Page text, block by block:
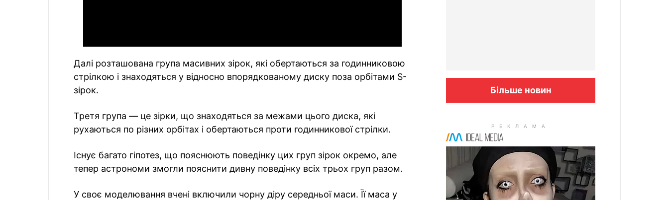
Далі розташована група масивних зірок, які обертаються за годинниковою
стрілкою і знаходяться у відносно впорядкованому диску поза орбітами S-
зірок.
Третя група — це зірки, що знаходяться за межами цього диска, які
рухаються по різних орбітах і обертаються проти годинникової стрілки.
Існує багато гіпотез, що пояснюють поведінку цих груп зірок окремо, але
тепер астрономи змогли пояснити дивну поведінку всіх трьох груп разом.
У своє моделювання вчені включили чорну діру середньої маси. Її маса у
Більше новин